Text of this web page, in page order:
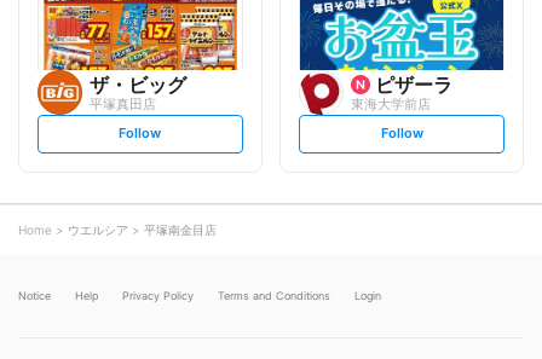
ザ・ビッグ
平塚真田店
s
t
o
w
Follow
ピザーラ
東海大学前店
s
t
Follow
Home ウエルシア 平塚南金目店
Notice Help Privacy Policy Terms and Conditions Login